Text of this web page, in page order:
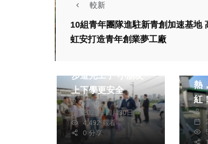
較新
10組青年團隊進駐新青創加速基地
虹安打造青年創業夢工廠
文教
步道完工了 小朋友
上下學更安全
鄭銘德
2025年四月30日
4,492 觀看
0 分享
熱
紅
網
分
運動